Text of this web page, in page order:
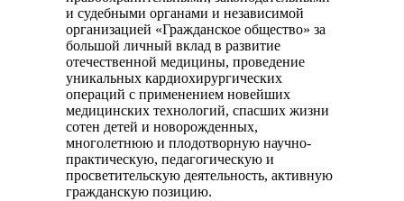
и судебными органами и независимой
организацией «Гражданское общество» за
большой личный вклад в развитие
отечественной медицины, проведение
уникальных кардиохирургических
операций с применением новейших
медицинских технологий, спасших жизни
сотен детей и новорожденных,
многолетнюю и плодотворную научно-
практическую, педагогическую и
просветительскую деятельность, активную
гражданскую позицию.